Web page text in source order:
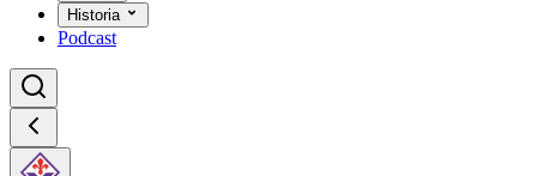
Historia
Podcast